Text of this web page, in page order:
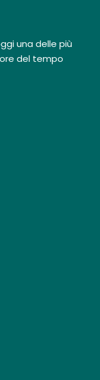
una delle più
del tempo